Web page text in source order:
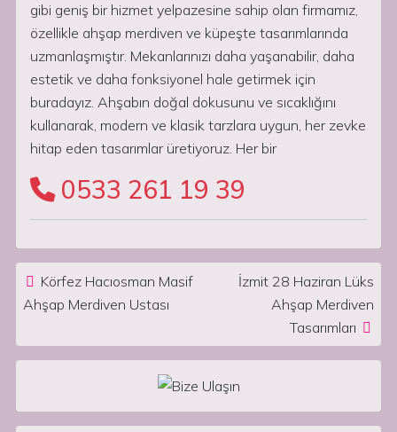
gibi geniş bir hizmet yelpazesine sahip olan firmamız,
özellikle ahşap merdiven ve küpeşte tasarımlarında
uzmanlaşmıştır. Mekanlarınızı daha yaşanabilir, daha
estetik ve daha fonksiyonel hale getirmek için
buradayız. Ahşabın doğal dokusunu ve sıcaklığını
kullanarak, modern ve klasik tarzlara uygun, her zevke
hitap eden tasarımlar üretiyoruz. Her bir
0533 261 19 39
Post navigation
Körfez Hacıosman Masif
Ahşap Merdiven Ustası
İzmit 28 Haziran Lüks
Ahşap Merdiven
Tasarımları